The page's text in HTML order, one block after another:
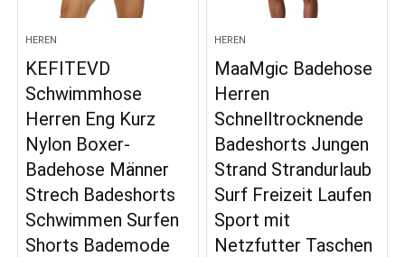
HEREN
KEFITEVD
Schwimmhose
Herren Eng Kurz
Nylon Boxer-
Badehose Männer
Strech Badeshorts
Schwimmen Surfen
Shorts Bademode
HEREN
MaaMgic Badehose
Herren
Schnelltrocknende
Badeshorts Jungen
Strand Strandurlaub
Surf Freizeit Laufen
Sport mit
Netzfutter Taschen